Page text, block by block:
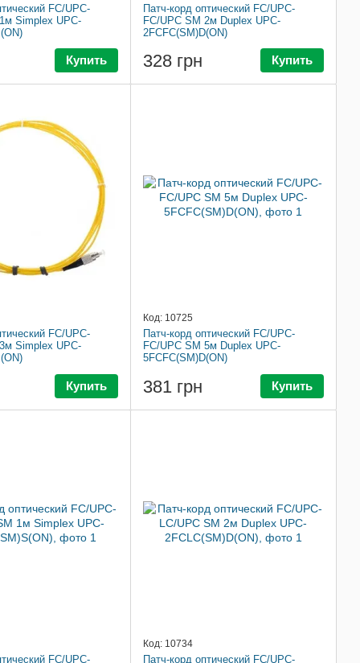
FC/UPC-
Simplex UPC-
Купить
Патч-корд оптический FC/UPC-
FC/UPC SM 2м Duplex UPC-
2FCFC(SM)D(ON)
328 грн Купить
FC/UPC-
Simplex UPC-
Купить
Код: 10725
Патч-корд оптический FC/UPC-
FC/UPC SM 5м Duplex UPC-
5FCFC(SM)D(ON)
381 грн Купить
FC/UPC-
Код: 10734
Патч-корд оптический FC/UPC-